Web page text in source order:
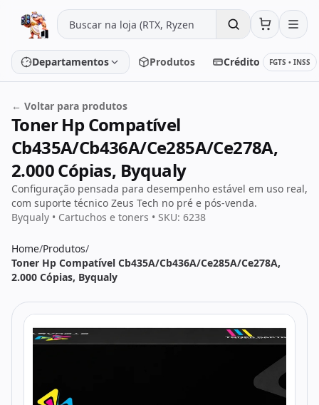
Pular para o conteúdo
Departamentos
Placa de vídeo
Placa-mãe Memória
SSD/HD Periféricos
PC Gamer
Monitores
Produtos Crédito FGTS • INSS
← Voltar para produtos
Toner Hp Compatível
Cb435A/Cb436A/Ce285A/Ce278A,
2.000 Cópias, Byqualy
Configuração pensada para desempenho estável em uso real,
com suporte técnico Zeus Tech no pré e pós-venda.
Byqualy • Cartuchos e toners • SKU: 6238
Home/Produtos/
Toner Hp Compatível Cb435A/Cb436A/Ce285A/Ce278A,
2.000 Cópias, Byqualy